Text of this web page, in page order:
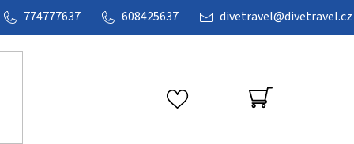
divetravel@divetravel.cz
608425637
774777637
NÁKUPNÍ